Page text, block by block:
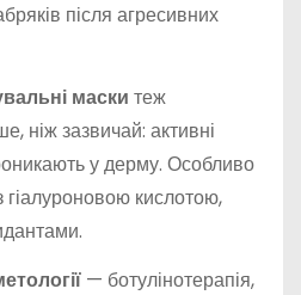
після агресивних
маски теж
ніж зазвичай: активні
у дерму. Особливо
кислотою,
— ботулінотерапія,